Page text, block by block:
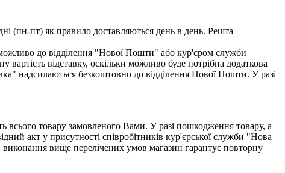
(пн-пт) як правило доставляються день в день. Решта
до відділення "Нової Пошти" або кур'єром служби
відставку, оскільки можливо буде потрібна додаткова
надсилаються безкоштовно до відділення Нової Пошти. У разі
всього товару замовленого Вами. У разі пошкодження товару, а
акт у присутності співробітників кур'єрської служби "Нова
вище перелічених умов магазин гарантує повторну